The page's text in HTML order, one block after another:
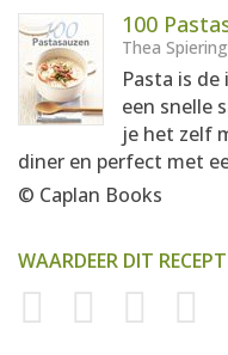
100
Thea
Pasta is
een snelle
je het zelf
diner en perfect met
© Caplan Books
WAARDEER DIT RECEPT